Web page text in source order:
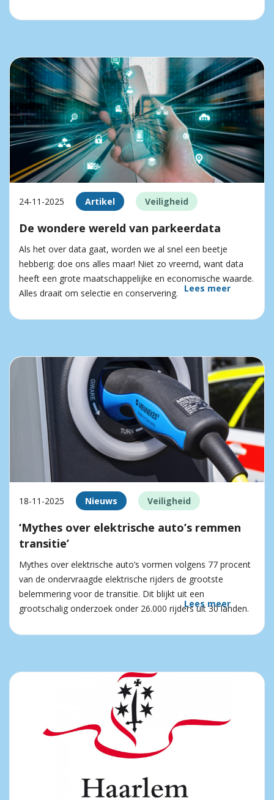
24-11-2025 Artikel Veiligheid
De wondere wereld van parkeerdata
Als het over data gaat, worden we al snel een beetje
hebberig: doe ons alles maar! Niet zo vreemd, want data
heeft een grote maatschappelijke en economische waarde.
Alles draait om selectie en conservering.
Lees meer
18-11-2025 Nieuws Veiligheid
‘Mythes over elektrische auto’s remmen
transitie’
Mythes over elektrische auto’s vormen volgens 77 procent
van de ondervraagde elektrische rijders de grootste
belemmering voor de transitie. Dit blijkt uit een
grootschalig onderzoek onder 26.000 rijders uit 30 landen.
Lees meer